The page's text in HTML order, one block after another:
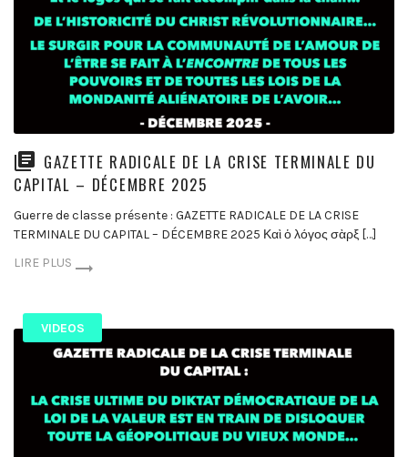
GAZETTE RADICALE DE LA CRISE TERMINALE DU
CAPITAL – DÉCEMBRE 2025
Guerre de classe présente : GAZETTE RADICALE DE LA CRISE
TERMINALE DU CAPITAL – DÉCEMBRE 2025 Καὶ ὁ λόγος σὰρξ […]
LIRE PLUS
VIDEOS